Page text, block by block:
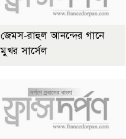
জেমস-রাহুল আনন্দের গানে
মুখর সার্সেল